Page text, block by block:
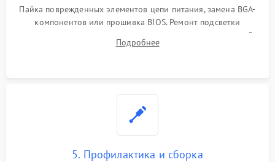
Пайка поврежденных элементов цепи питания, замена BGA-
компонентов или прошивка BIOS. Ремонт подсветки
матрицы, замена неисправного накопителя на скоростной
SSD или установка новых модулей памяти.
Подробнее
5. Профилактика и сборка